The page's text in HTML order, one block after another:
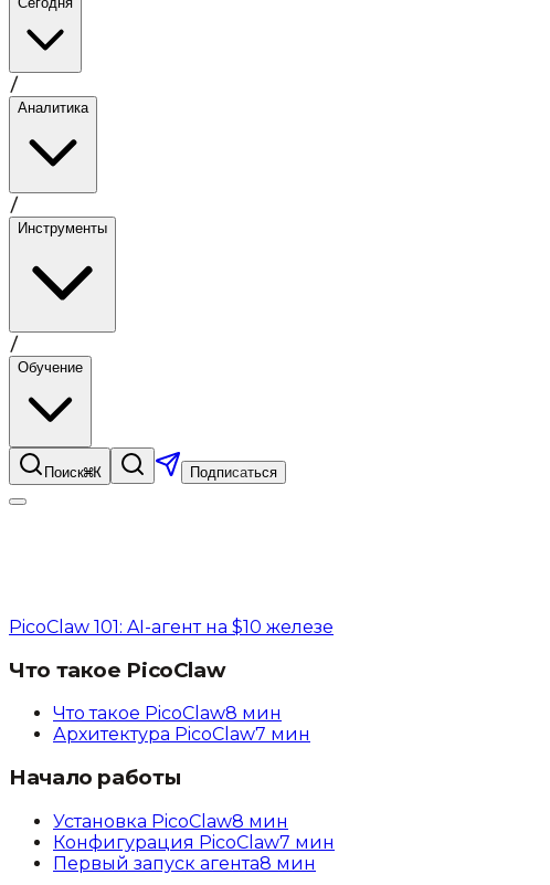
/
Аналитика
/
Инструменты
/
Обучение
Поиск⌘K Подписаться
PicoClaw 101: AI-агент на $10 железе
Что такое PicoClaw
Что такое PicoClaw8 мин
Архитектура PicoClaw7 мин
Начало работы
Установка PicoClaw8 мин
Конфигурация PicoClaw7 мин
Первый запуск агента8 мин